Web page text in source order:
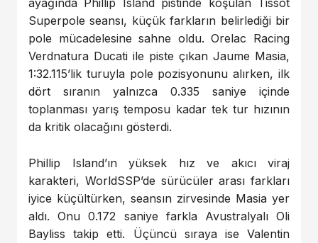
ayağında Phillip Island pistinde koşulan Tissot
Superpole seansı, küçük farkların belirlediği bir
pole mücadelesine sahne oldu. Orelac Racing
Verdnatura Ducati ile piste çıkan Jaume Masia,
1:32.115’lik turuyla pole pozisyonunu alırken, ilk
dört sıranın yalnızca 0.335 saniye içinde
toplanması yarış temposu kadar tek tur hızının
da kritik olacağını gösterdi.
Phillip Island’ın yüksek hız ve akıcı viraj
karakteri, WorldSSP’de sürücüler arası farkları
iyice küçültürken, seansın zirvesinde Masia yer
aldı. Onu 0.172 saniye farkla Avustralyalı Oli
Bayliss takip etti. Üçüncü sıraya ise Valentin